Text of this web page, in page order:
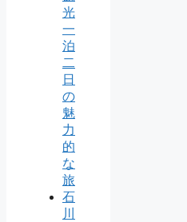
光
一
泊
二
日
の
魅
力
的
な
旅
石
川